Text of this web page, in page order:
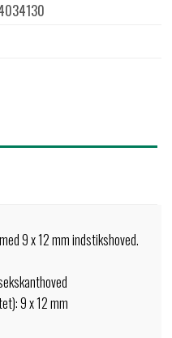
9 x 12 mm indstikshoved.
9 x 12 mm